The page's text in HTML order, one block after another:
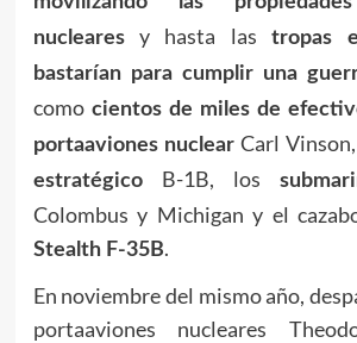
nuclearesy hasta las tropas
bastarían para cumplir una
comocientos de miles de
portaaviones nuclear Carl
estratégicoB-1B, los
Colombus y Michigan y el
Stealth F-35B.
En noviembre del mismo año,
portaaviones nucleares